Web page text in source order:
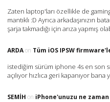
Zaten laptop'ları özellikle de
mantıklı :D Ayrıca arkadaşınızın
şarja takmadığı için arıza yapmış
ARDAon Tüm iOS IPSW
istediğim sürüm iphone 4s en son
açılıyor hızlıca geri kapanıyor bana
SEMIH on iPhone'unuzu ne